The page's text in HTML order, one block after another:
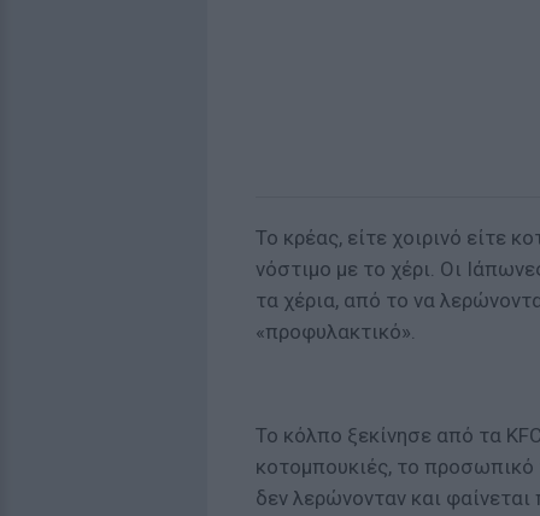
Το κρέας, είτε χοιρινό είτε
νόστιμο με το χέρι. Οι
τα χέρια, από το να
«προφυλακτικό».
Το κόλπο ξεκίνησε από τα
κοτομπουκιές, το προσωπικό
δεν λερώνονταν και